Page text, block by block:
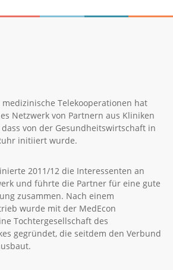
Telekooperationen hat
Netzwerk von Partnern aus Kliniken
von der Gesundheitswirtschaft in
initiiert wurde.
2011/12 die Interessenten an
und führte die Partner für eine gute
zusammen. Nach einem
wurde mit der MedEcon
Tochtergesellschaft des
gegründet, die seitdem den Verbund